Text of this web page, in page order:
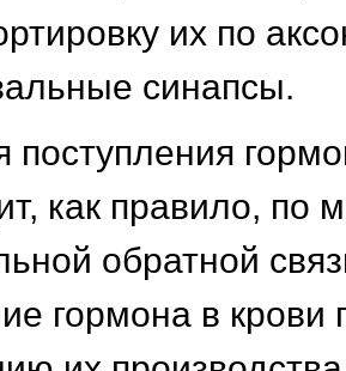
их по
синапсы.
поступления
как правило, по
обратной
гормона в крови